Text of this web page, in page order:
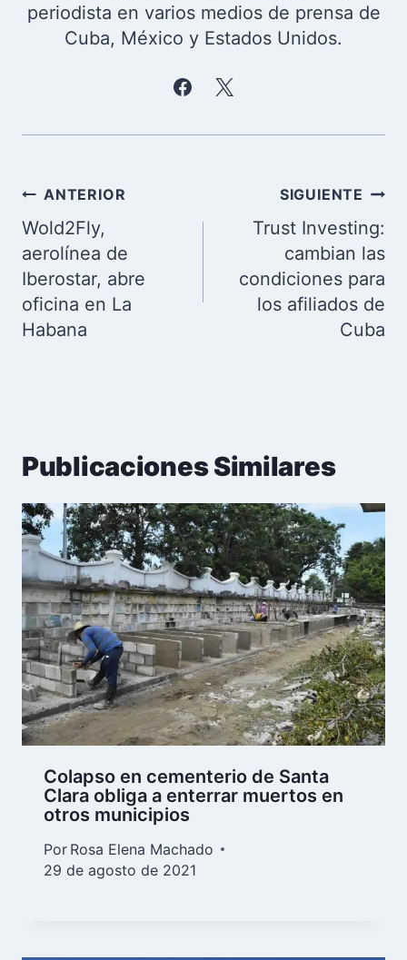
periodista en varios medios de prensa de
Cuba, México y Estados Unidos.
Navegación
de
entradas
ANTERIOR
Wold2Fly,
aerolínea de
Iberostar, abre
oficina en La
Habana
SIGUIENTE
Trust Investing:
cambian las
condiciones para
los afiliados de
Cuba
Publicaciones Similares
Colapso en cementerio de Santa
Clara obliga a enterrar muertos en
otros municipios
Por Rosa Elena Machado
29 de agosto de 2021